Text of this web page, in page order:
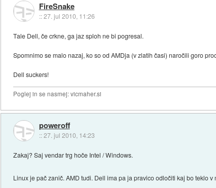
FireSnake
::27. jul 2010, 11:26
Tale Dell, če crkne, ga jaz sploh ne bi pogresal.
Spomnimo se malo nazaj, ko so od AMDja (v zlatih časi) naročili goro
Dell suckers!
Poglej in se nasmej: vicmaher.si
poweroff
::27. jul 2010, 14:23
Zakaj? Saj vendar trg hoče Intel / Windows.
Linux je pač zanič. AMD tudi. Dell ima pa ja pravico odločiti kaj bo teklo v